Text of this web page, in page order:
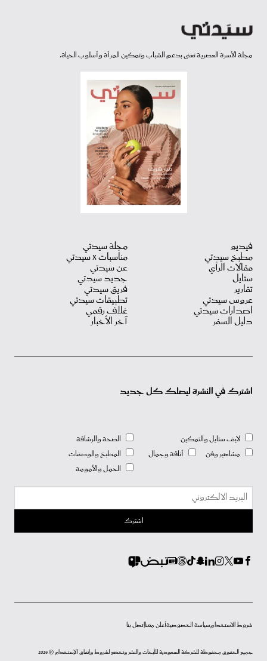
مجلة الأسرة العصرية تعنى بدعم الشباب وتمكين المرأة وأسلوب الحياة.
فيديو
مطبخ سيدتي
مقالات الرأي
ستايل
تقارير
عروس سيدتي
اصدارات سيدتي
دليل السفر
مجلة سيدتي
مناسبات X سيدتي
عن سيدتي
جديد سيدتي
فريق سيدتي
تطبيقات سيدتي
غلاف رقمي
آخر الأخبار
اشترك في النشرة ليصلك كل جديد
لايف ستايل والتمكين
مشاهير وفن
أناقة وجمال
الصحة والرشاقة
المطبخ والوصفات
الحمل والأمومة
شروط الاستخدامسياسة الخصوصيةأعلن معناإتصل بنا
جميع الحقوق محفوظة للشركة السعودية للأبحاث والنشر وتخضع لشروط وإتفاق الإستخدام © 2026